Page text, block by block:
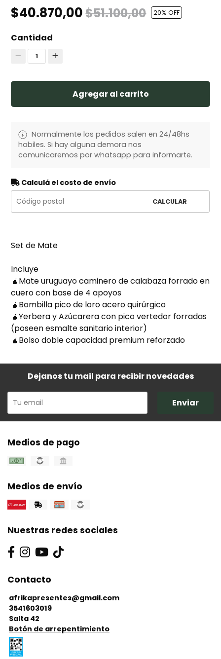
$40.870,00$51.100,00 20% OFF
Cantidad
1
Agregar al carrito
Normalmente los pedidos salen en 24/48hs
habiles. Si hay alguna demora nos
comunicaremos por whatsapp para informarte.
Calculá el costo de envío
CALCULAR
Set de Mate
Incluye
🧉Mate uruguayo caminero de calabaza forrado en
cuero con base de 4 apoyos
🧉Bombilla pico de loro acero quirúrgico
🧉Yerbera y Azúcarera con pico vertedor forradas
(poseen esmalte sanitario interior)
🧉Bolso doble capacidad premium reforzado
Dejanos tu mail para recibir novedades
Enviar
Medios de pago
Medios de envío
Nuestras redes sociales
Contacto
afrikapresentes@gmail.com
3541603019
Salta 42
Botón de arrepentimiento